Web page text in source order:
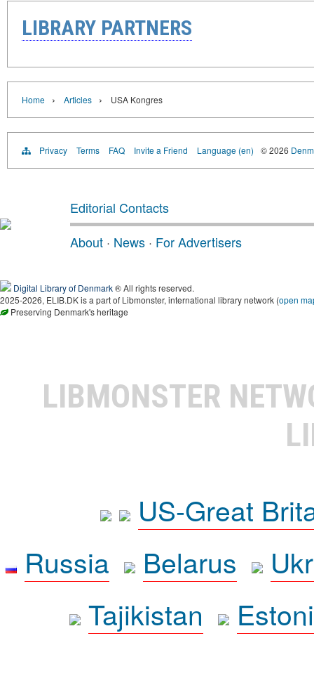
LIBRARY PARTNERS
Home › Articles › USA Kongres
Privacy Terms FAQ Invite a Friend Language (en) © 2026
Editorial Contacts
About · News · For Advertisers
Digital Library of Denmark® All rights reserved.
2025-2026, ELIB.DK is a part of Libmonster, international library network (open
Preserving Denmark's heritage
LIBMONSTER
US-Great
Russia
Belarus
Tajikistan